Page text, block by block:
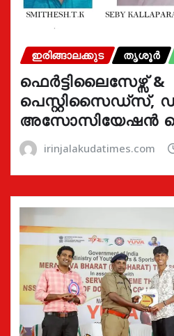
ഇരിങ്ങാലക്കുട തൃശൂർ
ഫെർട്ടിലൈസേഴ്സ് &
പെസ്റ്റിസൈഡ്സ്,
അസോസിയേഷൻ
irinjalakudatimes.com